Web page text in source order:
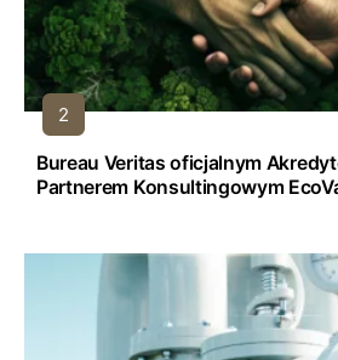
Bureau Veritas oficjalnym
Partnerem Konsultingowym